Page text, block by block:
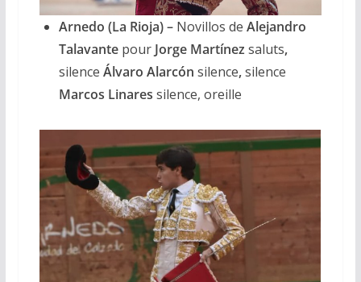
Arnedo (La Rioja) – Novillos de Alejandro
Talavante pourJorge Martínez saluts,
silence Álvaro Alarcón silence,silence
Marcos Linares silence, oreille